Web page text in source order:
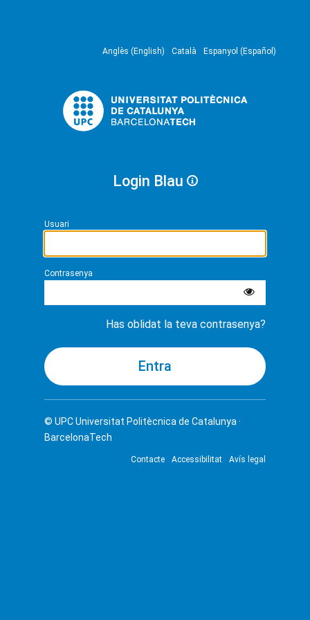
Anglès (English) Català Espanyol (Español)
Login Blau
Usuari
Contrasenya
Has oblidat la teva contrasenya?
© UPCUniversitat Politècnica de Catalunya ·
BarcelonaTech
Contacte Accessibilitat Avís legal